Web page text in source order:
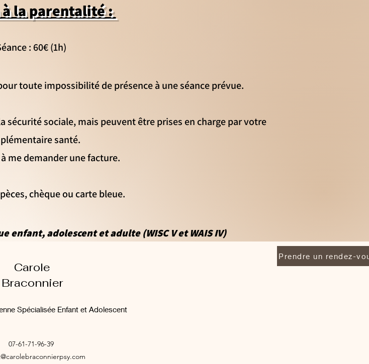
la parentalité :
: 60€ (1h)
toute impossibilité de présence à une séance prévue.
sécurité sociale, mais peuvent être prises en charge par votre
santé.
à me demander une facture.
chèque ou carte bleue.
enfant, adolescent et adulte (WISC V et WAIS IV)
Carole
Braconnier
Prendre un rendez-
Spécialisée Enfant et Adolescent
07-61-71-96-39